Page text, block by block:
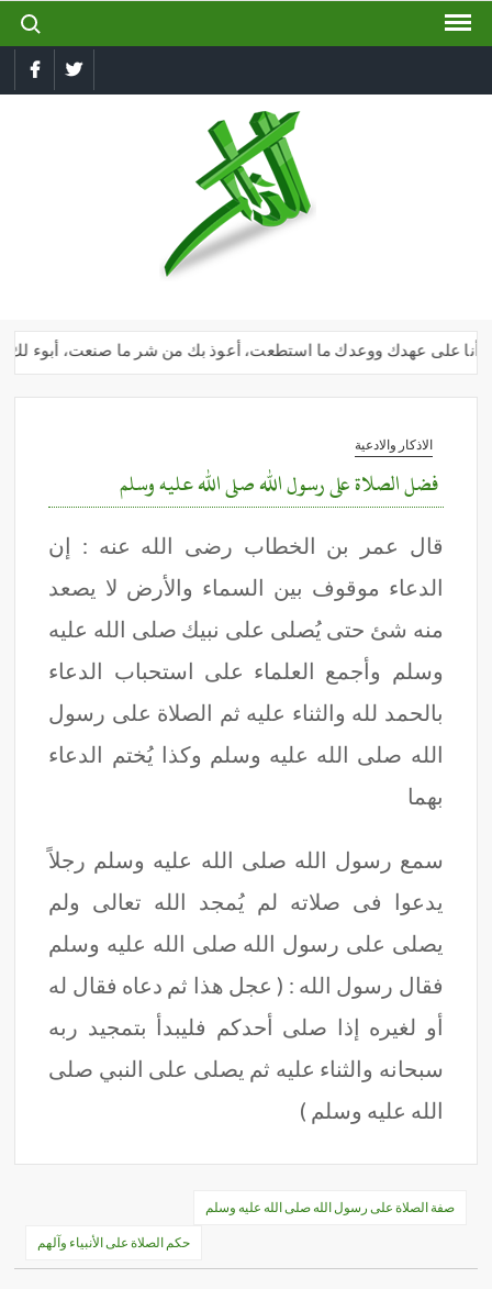
Skip
for:
Twitter
وأنا على عهدك ووعدك ما استطعت، أعوذ بك من شر ما صنعت، أبوء لك
الاذكار والادعية
فضل الصلاة على رسول الله صلى الله عليه وسلم
قال عمر بن الخطاب رضى الله عنه : إن
الدعاء موقوف بين السماء والأرض لا يصعد
منه شئ حتى يُصلى على نبيك صلى الله عليه
وسلم وأجمع العلماء على استحباب الدعاء
بالحمد لله والثناء عليه ثم الصلاة على رسول
الله صلى الله عليه وسلم وكذا يُختم الدعاء
بهما
سمع رسول الله صلى الله عليه وسلم رجلاً
يدعوا فى صلاته لم يُمجد الله تعالى ولم
يصلى على رسول الله صلى الله عليه وسلم
فقال رسول الله : ( عجل هذا ثم دعاه فقال له
أو لغيره إذا صلى أحدكم فليبدأ بتمجيد ربه
سبحانه والثناء عليه ثم يصلى على النبي صلى
الله عليه وسلم )
تصفّح
صفة الصلاة على رسول الله صلى الله عليه وسلم
حكم الصلاة على الأنبياء وآلهم